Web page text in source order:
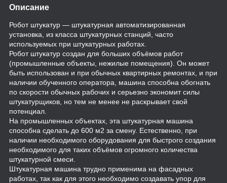
Описание
Робот штукатур — штукатурная автоматизированная
установка, из класса штукатурных станций, часто
используемых при штукатурных работах.
Робот штукатур создан для больших объёмов работ
(промышленные объекты, нежилые помещения). Он может
быть использован и при обычных квартирных ремонтах, и при
наличии обученного оператора, машина способна обогнать
по скорости обычных рабочих и серьезно экономит силы
штукатурщиков, но тем не менее не раскрывает свой
потенциал.
На промышленных объектах, эта штукатурная машина
способна сделать до 600 м2 за смену. Естественно, при
наличии необходимого оборудования для быстрого создания
необходимого для таких объёмов огромного количества
штукатурной смеси.
Штукатурная машина трудно применима на фасадных
работах, так как для этого необходимо создавать упор для